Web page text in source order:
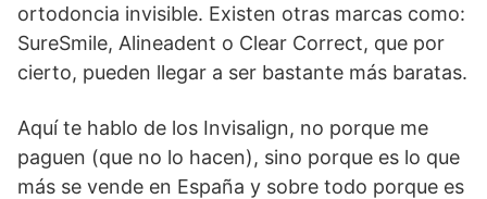
ortodoncia invisible. Existen otras marcas como:
SureSmile, Alineadent o Clear Correct, que por
cierto, pueden llegar a ser bastante más baratas.
Aquí te hablo de los Invisalign, no porque me
paguen (que no lo hacen), sino porque es lo que
más se vende en España y sobre todo porque es